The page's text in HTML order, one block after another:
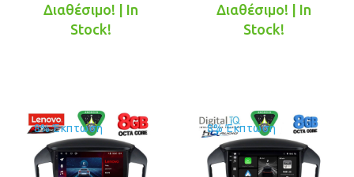
was:
τρέχουσα
Διαθέσιμο! | In
Stock!
was:
Διαθέσιμο! | In
Stock!
8% Έκπτωση 8% Έκπτωση